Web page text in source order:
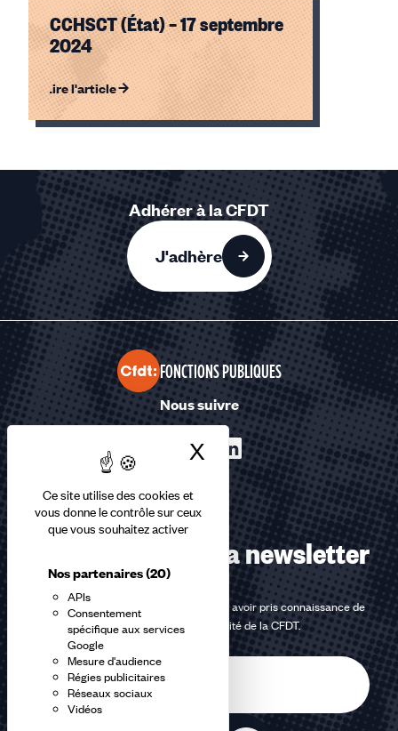
Ce site utilise des cookies et
vous donne le contrôle sur ceux
que vous souhaitez activer
Nos partenaires(20)
APIs
Consentement
spécifique aux services
Google
Mesure d'audience
Régies publicitaires
Réseaux sociaux
Vidéos
X Masquer le
CCHSCT (État) – 17 septembre
2024
Lire l'article
Élément
sur
accessible
Adhérer à la CFDT
J'adhère
FONCTIONS PUBLIQUES
Nous suivre
Abonnez-vous à la newsletter
En m'inscrivant à la newsletter, j'affirme avoir pris connaissance de
lapolitique de confidentialité de la CFDT.